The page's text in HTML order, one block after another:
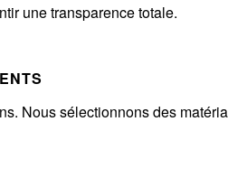
une transparence totale.
Nous sélectionnons des